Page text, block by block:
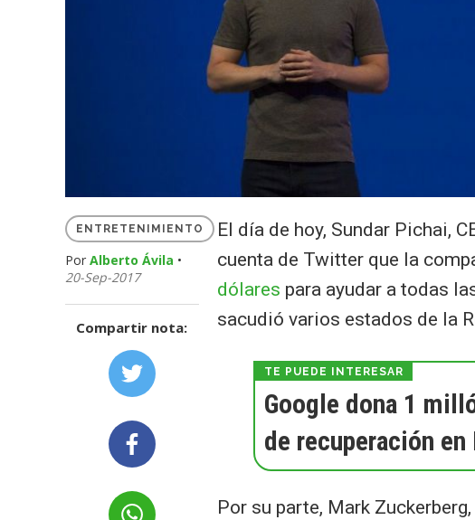
ENTRETENIMIENTO
Por Alberto Ávila •
20-Sep-2017
Compartir nota:
El día de hoy, Sundar Pichai,
cuenta de Twitter que la
dólares para ayudar a todas
sacudió varios estados de la
Google dona 1
de recuperación
Por su parte, Mark